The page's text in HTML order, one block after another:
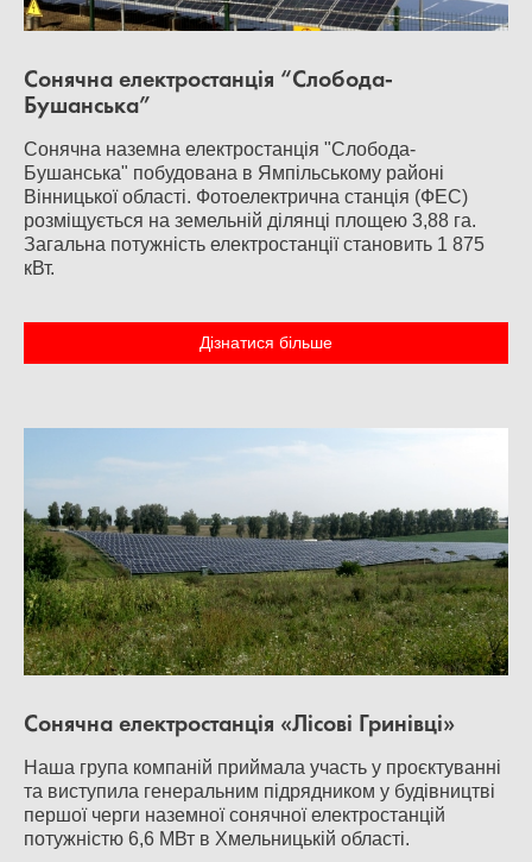
Сонячна електростанція “Слобода-
Бушанська”
Сонячна наземна електростанція "Слобода-
Бушанська" побудована в Ямпільському районі
Вінницької області. Фотоелектрична станція (ФЕС)
розміщується на земельній ділянці площею 3,88 га.
Загальна потужність електростанції становить 1 875
кВт.
Дізнатися більше
Сонячна електростанція «Лісові Гринівці»
Наша група компаній приймала участь у проєктуванні
та виступила генеральним підрядником у будівництві
першої черги наземної сонячної електростанцій
потужністю 6,6 МВт в Хмельницькій області.